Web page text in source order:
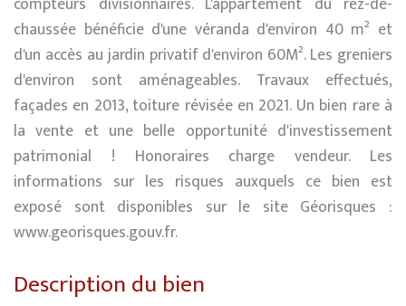
chaussée bénéficie d'une véranda d'environ 40 m² et
d'un accès au jardin privatif d'environ 60M². Les greniers
d'environ sont aménageables. Travaux effectués,
façades en 2013, toiture révisée en 2021. Un bien rare à
la vente et une belle opportunité d'investissement
patrimonial ! Honoraires charge vendeur. Les
informations sur les risques auxquels ce bien est
exposé sont disponibles sur le site Géorisques :
www.georisques.gouv.fr.
Description du bien